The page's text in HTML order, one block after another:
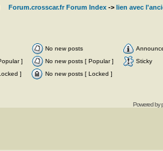
Forum.crosscar.fr Forum Index -> lien avec
No new posts
]
No new posts [ Popular ]
Sticky
]
No new posts [ Locked ]
Powered by